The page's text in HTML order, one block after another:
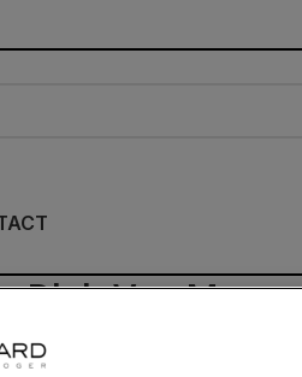
Dinh Van
Platine